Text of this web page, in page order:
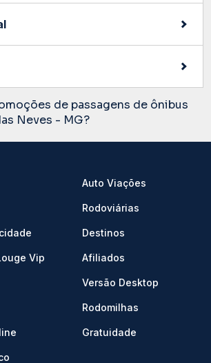
de passagens de ônibus
Neves - MG?
Vip
Auto Viações
Rodoviárias
Destinos
Afiliados
Versão Desktop
Rodomilhas
Gratuidade